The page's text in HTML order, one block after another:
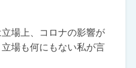
場上、コロナの影響が
場も何にもない私が言